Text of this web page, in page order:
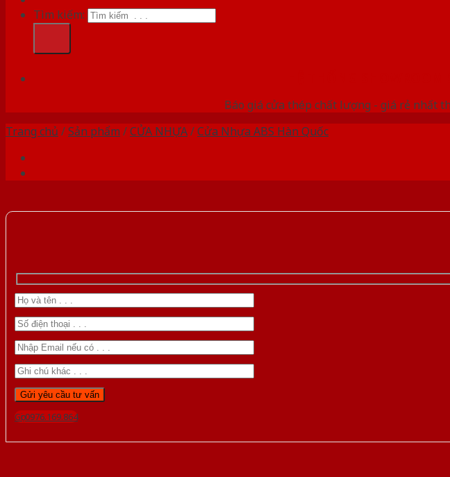
Tìm kiếm:
Báo giá cửa thép chất lượng - giá rẻ nhất
Trang chủ /Sản phẩm /CỬA NHỰA/Cửa Nhựa ABS Hàn Quốc
Gọi 0976.169.864